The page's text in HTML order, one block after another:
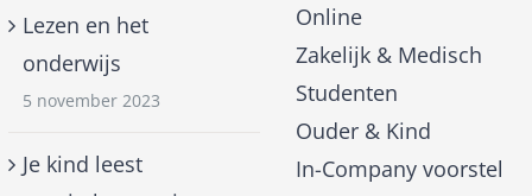
Lezen en het
onderwijs
5 november 2023
Je kind leest
Online
Zakelijk & Medisch
Studenten
Ouder & Kind
In-Company voorstel